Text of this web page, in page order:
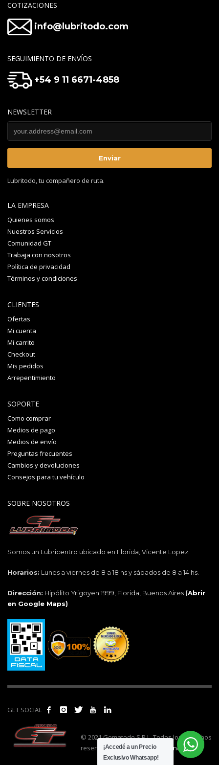
COTIZACIONES
info@lubritodo.com
SEGUIMIENTO DE ENVÍOS
+54 9 11 6671-4858
NEWSLETTER
Lubritodo, tu compañero de ruta.
LA EMPRESA
Quienes somos
Nuestros Servicios
Comunidad GT
Trabaja con nosotros
Política de privacidad
Términos y condiciones
CLIENTES
Ofertas
Mi cuenta
Mi carrito
Checkout
Mis pedidos
Arrepentimiento
SOPORTE
Como comprar
Medios de pago
Medios de envío
Preguntas frecuentes
Cambios y devoluciones
Consejos para tu vehículo
SOBRE NOSOTROS
Somos un Lubricentro ubicado en Florida, Vicente Lopez.
Horarios: Lunes a viernes de 8 a 18 hs y sábados de 8 a 14 hs.
Dirección: Hipólito Yrigoyen 1999, Florida, Buenos Aires (Abrir
en Google Maps)
GET SOCIAL
© 2021 Gomatodo S.R.L. Todos los derechos
reservados. | Realizado por
cónclave.
¡Accedé a un Precio
Exclusivo Whatsapp!